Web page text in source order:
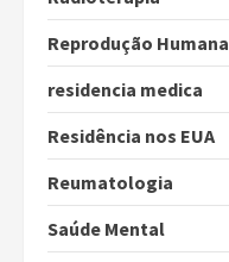
Reprodução Humana
residencia medica
Residência nos EUA
Reumatologia
Saúde Mental